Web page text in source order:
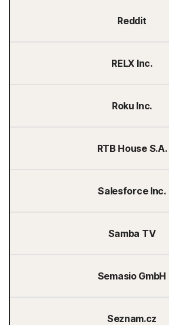
Reddit
RELX Inc.
Roku Inc.
RTB House S.A.
Salesforce Inc.
Samba TV
Semasio GmbH
Seznam.cz